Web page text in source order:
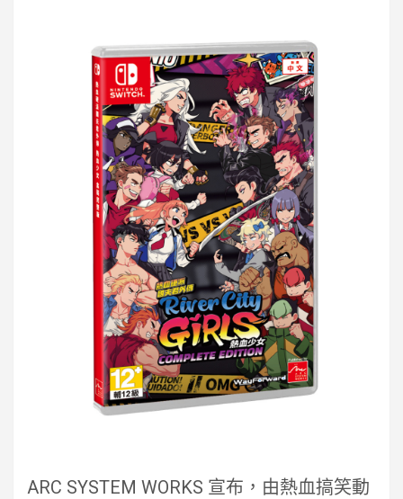
ARC SYSTEM WORKS 宣布，由熱血搞笑動